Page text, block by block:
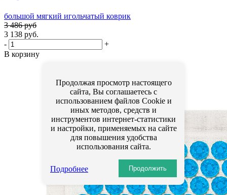
большой мягкий игольчатый коврик
3 486 руб
3 138 руб.
-
+
В корзину
Продолжая просмотр настоящего
сайта, Вы соглашаетесь с
использованием файлов Cookie и
иных методов, средств и
инструментов интернет-статистики
и настройки, применяемых на сайте
для повышения удобства
использования сайта.
Подробнее Продолжить